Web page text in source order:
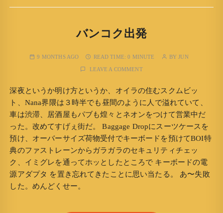
バンコク出発
9 MONTHS AGO READ TIME:0 MINUTE BYJUN
LEAVE A COMMENT
深夜というか明け方というか、オイラの住むスクムビッ
ト、Nana界隈は３時半でも昼間のように人で溢れていて、
車は渋滞、居酒屋もパブも煌々とネオンをつけて営業中だ
った。改めてすげぇ街だ。 Baggage Dropにスーツケースを
預け、オーバーサイズ荷物受付でキーボードを預けてBOI特
典のファストレーンからガラガラのセキュリティチェッ
ク、イミグレを通ってホッとしたところで キーボードの電
源アダプタ を置き忘れてきたことに思い当たる。 あ〜失敗
した。めんどくせー。